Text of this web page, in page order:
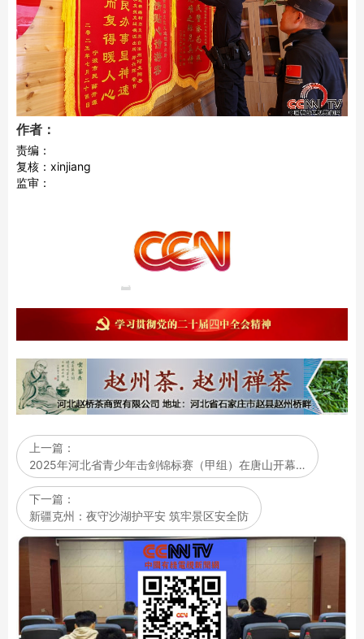
作者：
责编：
复核：xinjiang
监审：
上一篇：
2025年河北省青少年击剑锦标赛（甲组）在唐山开幕…
下一篇：
新疆克州：夜守沙湖护平安 筑牢景区安全防